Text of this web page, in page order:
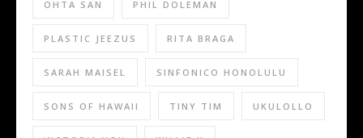
OHTA SAN PHIL DOLEMAN
PLASTIC JEEZUS RITA BRAGA
SARAH MAISEL SINFONICO HONOLULU
SONS OF HAWAII TINY TIM UKULOLLO